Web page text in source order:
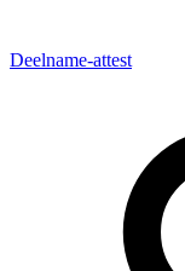
Deelname-attest